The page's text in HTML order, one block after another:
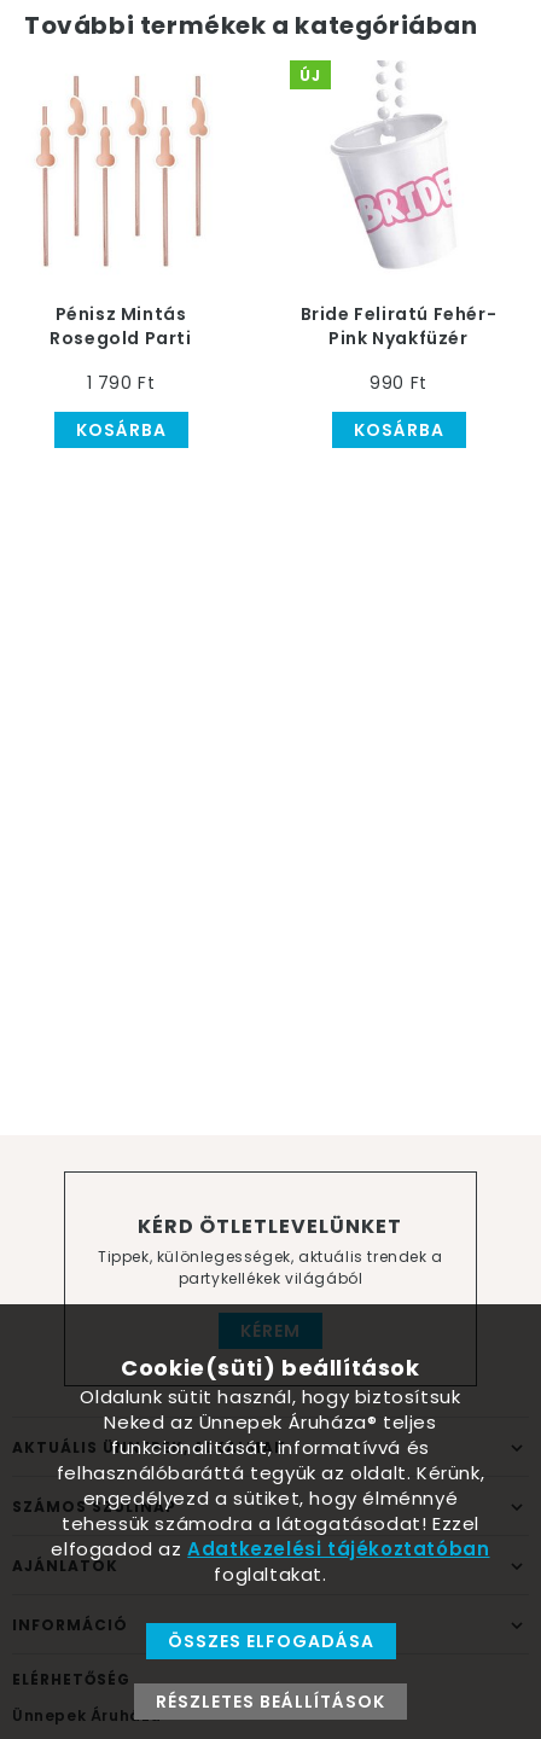
További termékek a kategóriában
Pénisz Mintás
Rosegold Parti
Lánybúcsúra, 8 db-os
1 790 Ft
KOSÁRBA
ÚJ
Bride Feliratú Fehér-
Pink Nyakfüzér
990 Ft
KOSÁRBA
KÉRD ÖTLETLEVELÜNKET
Tippek, különlegességek, aktuális trendek a
partykellékek világából
KÉREM
AKTUÁLIS ÜNNEPEK, ALKALMAK
SZÁMOS SZÜLINAP
AJÁNLATOK
INFORMÁCIÓ
ELÉRHETŐSÉG
Ünnepek Áruháza
Cookie(süti) beállítások
Oldalunk sütit használ, hogy biztosítsuk
Neked az Ünnepek Áruháza® teljes
funkcionalitását, informatívvá és
felhasználóbaráttá tegyük az oldalt. Kérünk,
engedélyezd a sütiket, hogy élménnyé
tehessük számodra a látogatásodat! Ezzel
elfogadod azAdatkezelési tájékoztatóban
foglaltakat.
ÖSSZES ELFOGADÁSA
RÉSZLETES BEÁLLÍTÁSOK